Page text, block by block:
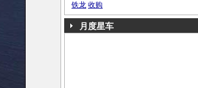
铁龙 收购
月度星车